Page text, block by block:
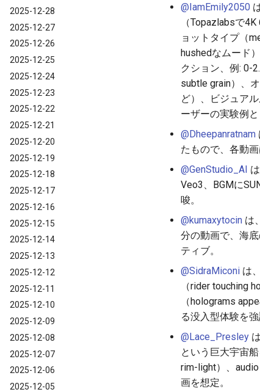
2025-12-28
2025-12-27
2025-12-26
2025-12-25
2025-12-24
2025-12-23
2025-12-22
2025-12-21
2025-12-20
2025-12-19
2025-12-18
2025-12-17
2025-12-16
2025-12-15
2025-12-14
2025-12-13
2025-12-12
2025-12-11
2025-12-10
2025-12-09
2025-12-08
2025-12-07
2025-12-06
2025-12-05
@IamEmily2050
（Topazlabsで
ョットタイプ（
hushedなムード
クション、例: 0-
subtle grain）、
ど）、ビジュア
ーザーの実験例
@Dheepanratnam
たもので、各動
@GenStudio_AI
Veo3、BGMに
唆。
@kumaxytocin は
分の動画で、海
ティブ。
@SidraMiconi は
（rider touching
（holograms
る没入型体験を強
@Lace_Presley
という巨大宇宙
rim-light）、
画を想定。